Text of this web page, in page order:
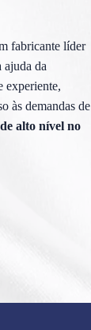
fabricante líder
ajuda da
experiente,
às demandas de
alto nível no